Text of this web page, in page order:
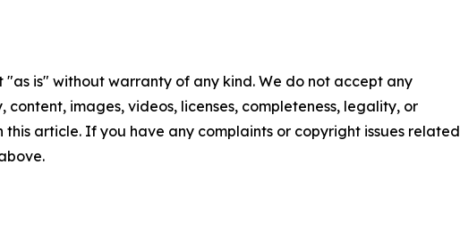
"as is" without warranty of any kind. We do not accept any
images, videos, licenses, completeness, legality, or
article. If you have any complaints or copyright issues related